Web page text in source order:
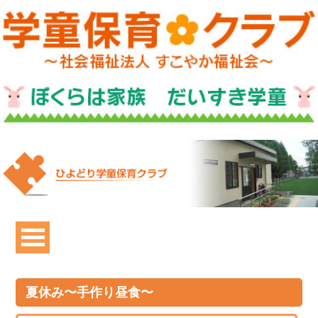
夏休み〜手作り昼食〜